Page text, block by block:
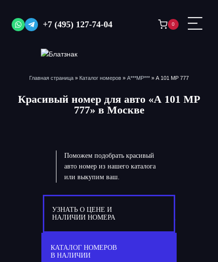
содержимому+7 (495) 127-74-04 0
Главная страница » Каталог номеров » А***МР*** » А 101 МР 777
Красивый номер для авто «А 101 МР
777» в Москве
Поможем подобрать красивый
авто номер из нашего каталога
или выкупим ваш.
А 101 МР
УЗНАТЬ О ЦЕНЕ И
НАЛИЧИИ НОМЕРА
КАТАЛОГ НОМЕРОВ
В НАЛИЧИИ